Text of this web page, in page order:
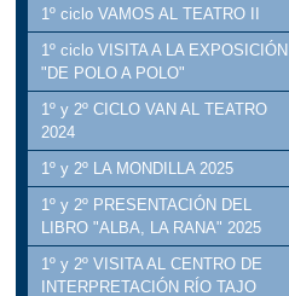
1º ciclo VAMOS AL TEATRO II
1º ciclo VISITA A LA EXPOSICIÓN
"DE POLO A POLO"
1º y 2º CICLO VAN AL TEATRO
2024
1º y 2º LA MONDILLA 2025
1º y 2º PRESENTACIÓN DEL
LIBRO "ALBA, LA RANA" 2025
1º y 2º VISITA AL CENTRO DE
INTERPRETACIÓN RÍO TAJO